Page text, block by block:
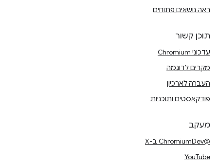
ראה נושאים פתוחים
תוכן קשור
עדכוני Chromium
מקרים לדוגמה
העברה לארכיון
פודקאסטים ותוכניות
מעקב
@ChromiumDev ב-X
YouTube